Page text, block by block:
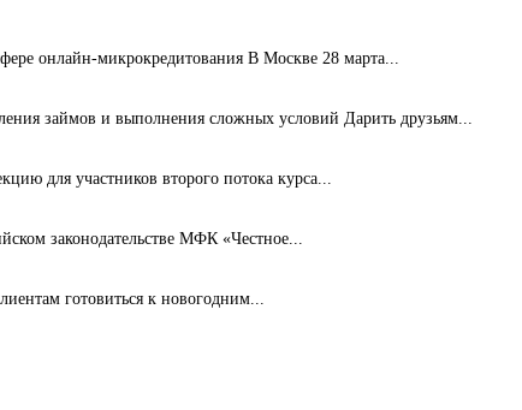
онлайн-микрокредитования В Москве 28 марта...
займов и выполнения сложных условий Дарить друзьям...
для участников второго потока курса...
законодательстве МФК «Честное...
готовиться к новогодним...